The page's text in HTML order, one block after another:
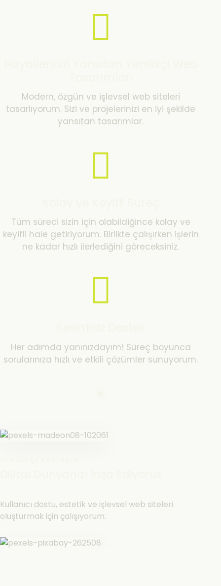
Modern, özgün ve işlevsel web siteleri
tasarlıyorum. Sizi ve projelerinizi en iyi şekilde
yansıtan tasarımlar.
Tüm süreci sizin için olabildiğince kolay ve
keyifli hale getiriyorum. Birlikte çalışırken işlerin
ne kadar hızlı ilerlediğini göreceksiniz.
Her adımda yanınızdayım! Süreç boyunca
sorularınıza hızlı ve etkili çözümler sunuyorum.
Kullanıcı dostu, estetik ve işlevsel web siteleri
oluşturmak için çalışıyorum.